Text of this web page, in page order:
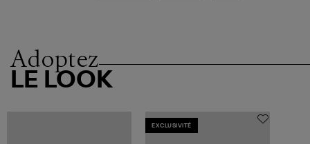
Adoptez
LE LOOK
EXCLUSIVITÉ